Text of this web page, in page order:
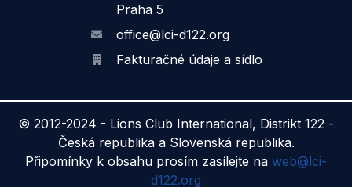
Praha 5
office@lci-d122.org
Fakturačné údaje a sídlo
© 2012-2024 - Lions Club International, Distrikt 122 -
Česká republika a Slovenská republika.
Připomínky k obsahu prosím zasílejte na web@lci-
d122.org